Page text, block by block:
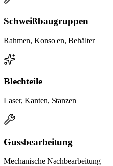
Schweißbaugruppen
Rahmen, Konsolen, Behälter
Blechteile
Laser, Kanten, Stanzen
Gussbearbeitung
Mechanische Nachbearbeitung